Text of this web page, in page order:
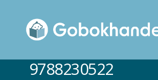
9788230522